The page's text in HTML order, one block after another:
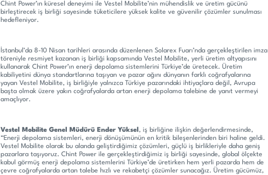
Chint Power’ın küresel deneyimi ile Vestel Mobilite’nin mühendislik ve üretim gücünü
birleştirecek iş birliği sayesinde tüketicilere yüksek kalite ve güvenilir çözümler sunulması
hedefleniyor.
İstanbul’da 8-10 Nisan tarihleri arasında düzenlenen Solarex Fuarı’nda gerçekleştirilen imza
töreniyle resmiyet kazanan iş birliği kapsamında Vestel Mobilite, yerli üretim altyapısını
kullanarak Chint Power’ın enerji depolama sistemlerini Türkiye’de üretecek. Üretim
kabiliyetini dünya standartlarına taşıyan ve pazar ağını dünyanın farklı coğrafyalarına
yayan Vestel Mobilite, iş birliğiyle yalnızca Türkiye pazarındaki ihtiyaçlara değil, Avrupa
başta olmak üzere yakın coğrafyalarda artan enerji depolama talebine de yanıt vermeyi
amaçlıyor.
Vestel Mobilite Genel Müdürü Ender Yüksel , iş birliğine ilişkin değerlendirmesinde,
“Enerji depolama sistemleri, enerji dönüşümünün en kritik bileşenlerinden biri haline geldi.
Vestel Mobilite olarak bu alanda geliştirdiğimiz çözümleri, güçlü iş birlikleriyle daha geniş
pazarlara taşıyoruz. Chint Power ile gerçekleştirdiğimiz iş birliği sayesinde, global ölçekte
kabul görmüş enerji depolama sistemlerini Türkiye’de üretirken hem yerli pazarda hem de
çevre coğrafyalarda artan talebe hızlı ve rekabetçi çözümler sunacağız. Üretim gücümüz,